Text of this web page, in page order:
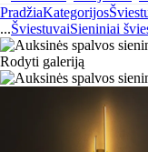
PradžiaKategorijos
...ŠviestuvaiSieniniai
Rodyti galeriją